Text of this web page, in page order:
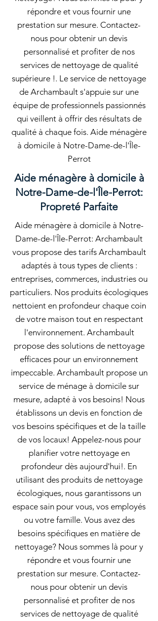
répondre et vous fournir une
prestation sur mesure. Contactez-
nous pour obtenir un devis
personnalisé et profiter de nos
services de nettoyage de qualité
supérieure !. Le service de nettoyage
de Archambault s'appuie sur une
équipe de professionnels passionnés
qui veillent à offrir des résultats de
qualité à chaque fois. Aide ménagère
à domicile à Notre-Dame-de-l'Île-
Perrot
Aide ménagère à domicile à
Notre-Dame-de-l'Île-Perrot:
Propreté Parfaite
Aide ménagère à domicile à Notre-
Dame-de-l'Île-Perrot: Archambault
vous propose des tarifs Archambault
adaptés à tous types de clients :
entreprises, commerces, industries ou
particuliers. Nos produits écologiques
nettoient en profondeur chaque coin
de votre maison tout en respectant
l'environnement. Archambault
propose des solutions de nettoyage
efficaces pour un environnement
impeccable. Archambault propose un
service de ménage à domicile sur
mesure, adapté à vos besoins! Nous
établissons un devis en fonction de
vos besoins spécifiques et de la taille
de vos locaux! Appelez-nous pour
planifier votre nettoyage en
profondeur dès aujourd'hui!. En
utilisant des produits de nettoyage
écologiques, nous garantissons un
espace sain pour vous, vos employés
ou votre famille. Vous avez des
besoins spécifiques en matière de
nettoyage? Nous sommes là pour y
répondre et vous fournir une
prestation sur mesure. Contactez-
nous pour obtenir un devis
personnalisé et profiter de nos
services de nettoyage de qualité